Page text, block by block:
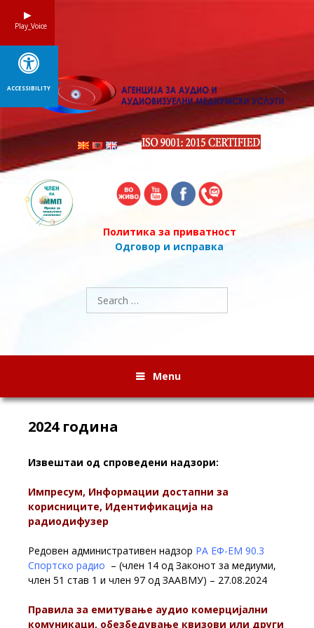
Политика за приватност
Одговор и исправка
Search
for:
Menu
2024 година
Извештаи од спроведени надзори:
Импресум, Информации достапни за
корисниците, Идентификација на
радиодифузер
Редовен административен надзор РА ЕФ-ЕМ 90.3
Спортско радио – (член 14 од Законот за медиуми,
член 51 став 1 и член 97 од ЗААВМУ) – 27.08.2024
Правила за eмитување аудио комерциjални
комуникаци, обезбедување квизови или други
Play_Voice
ACCESSIBILITY